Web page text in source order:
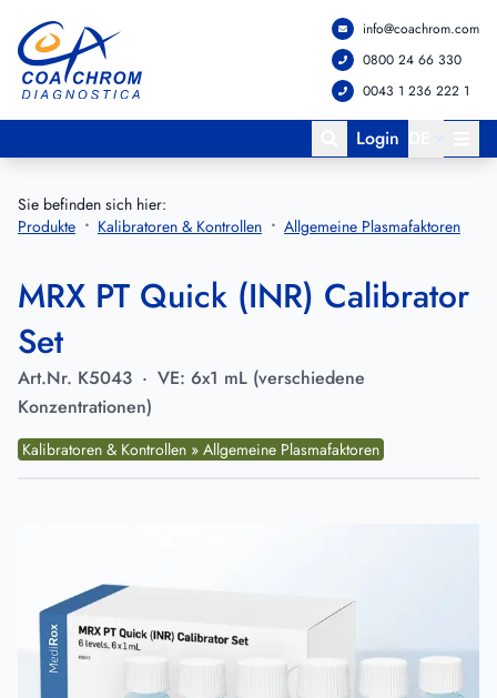
Zum Hauptmenü springen
Zum Hauptinhalt springen
info@coachrom.com
0800 24 66 330
0043 1 236 222 1
Login
Sie befinden sich hier:
Produkte
Kalibratoren & Kontrollen Allgemeine Plasmafaktoren
MRX PT Quick (INR) Calibrator
Set
Art.Nr. K5043 · VE: 6x1 mL (verschiedene
Konzentrationen)
Kalibratoren & Kontrollen » Allgemeine Plasmafaktoren